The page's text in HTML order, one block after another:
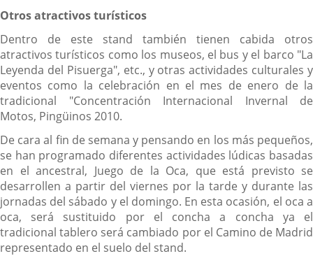
Otros atractivos turísticos
Dentro de este stand también tienen cabida otros
atractivos turísticos como los museos, el bus y el barco "La
Leyenda del Pisuerga", etc., y otras actividades culturales y
eventos como la celebración en el mes de enero de la
tradicional "Concentración Internacional Invernal de
Motos, Pingüinos 2010.
De cara al fin de semana y pensando en los más pequeños,
se han programado diferentes actividades lúdicas basadas
en el ancestral, Juego de la Oca, que está previsto se
desarrollen a partir del viernes por la tarde y durante las
jornadas del sábado y el domingo. En esta ocasión, el oca a
oca, será sustituido por el concha a concha ya el
tradicional tablero será cambiado por el Camino de Madrid
representado en el suelo del stand.